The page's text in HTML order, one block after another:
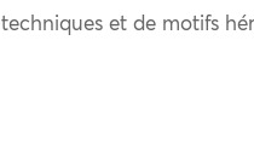
techniques et de motifs